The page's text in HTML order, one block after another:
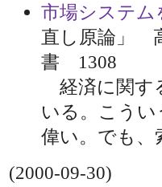
市場システム
直し原論」
書 1308
経済に関す
いる。こう
偉い。でも、
(2000-09-30)